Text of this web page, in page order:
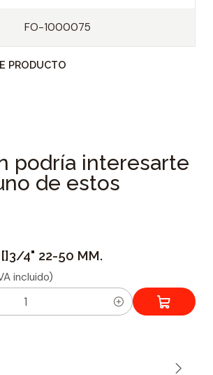
FO-1000075
PRODUCTO
podría interesarte
de estos
4" 22-50 MM.
incluido)